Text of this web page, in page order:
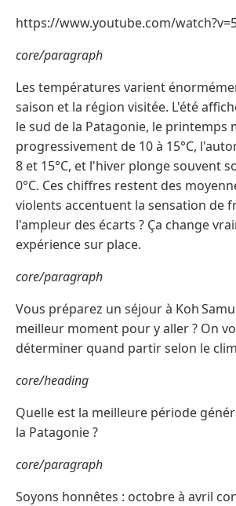
https://www.youtube.com/
core/paragraph
Les températures varient
saison et la région visitée. L'été
le sud de la Patagonie, le printemps
progressivement de 10 à 15°C,
8 et 15°C, et l'hiver plonge souvent
0°C. Ces chiffres restent des
violents accentuent la sensation de
l'ampleur des écarts ? Ça change
expérience sur place.
core/paragraph
Vous préparez un séjour à Koh
meilleur moment pour y aller ? On
déterminer quand partir selon le
core/heading
Quelle est la meilleure période
la Patagonie ?
core/paragraph
Soyons honnêtes : octobre à avril